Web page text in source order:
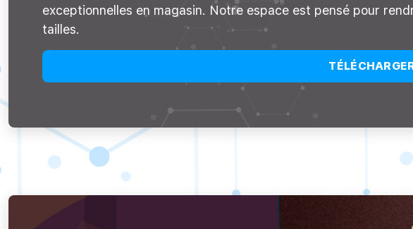
exceptionnelles en magasin. Notre espace est pensé pour
tailles.